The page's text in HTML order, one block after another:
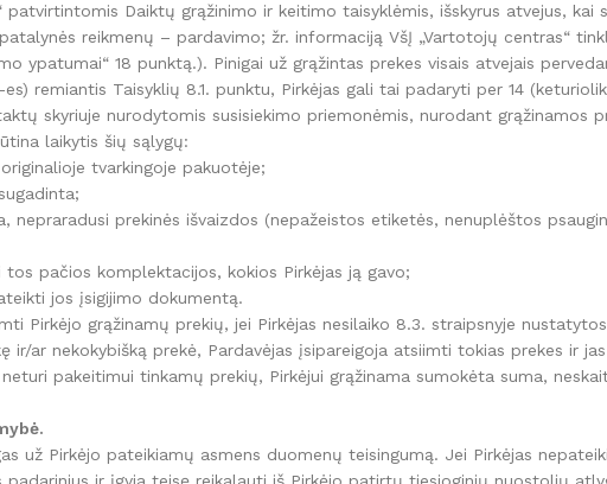
Daiktų grąžinimo ir keitimo taisyklėmis, išskyrus atvejus,
reikmenų – pardavimo; žr. informaciją VšĮ „Vartotojų centras“
ypatumai“ 18 punktą.). Pinigai už grąžintas prekes visais atvejais
remiantis Taisyklių 8.1. punktu, Pirkėjas gali tai padaryti per 14
skyriuje nurodytomis susisiekimo priemonėmis, nurodant grąžinamos
laikytis šių sąlygų:
tvarkingoje pakuotėje;
nepraradusi prekinės išvaizdos (nepažeistos etiketės, nenuplėštos
pačios komplektacijos, kokios Pirkėjas ją gavo;
jos įsigijimo dokumentą.
Pirkėjo grąžinamų prekių, jei Pirkėjas nesilaiko 8.3. straipsnyje
ir/ar nekokybišką prekė, Pardavėjas įsipareigoja atsiimti tokias prekes ir
pakeitimui tinkamų prekių, Pirkėjui grąžinama sumokėta suma,
už Pirkėjo pateikiamų asmens duomenų teisingumą. Jei Pirkėjas